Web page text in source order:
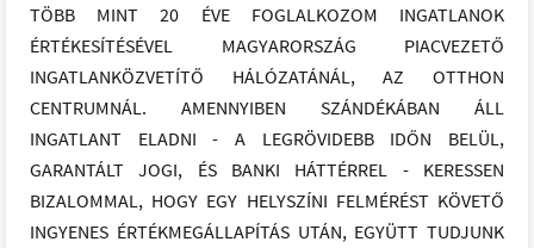
TÖBB MINT 20 ÉVE FOGLALKOZOM INGATLANOK
ÉRTÉKESÍTÉSÉVEL MAGYARORSZÁG PIACVEZETŐ
INGATLANKÖZVETÍTŐ HÁLÓZATÁNÁL, AZ OTTHON
CENTRUMNÁL. AMENNYIBEN SZÁNDÉKÁBAN ÁLL
INGATLANT ELADNI - A LEGRÖVIDEBB IDŐN BELÜL,
GARANTÁLT JOGI, ÉS BANKI HÁTTÉRREL - KERESSEN
BIZALOMMAL, HOGY EGY HELYSZÍNI FELMÉRÉST KÖVETŐ
INGYENES ÉRTÉKMEGÁLLAPÍTÁS UTÁN, EGYÜTT TUDJUNK